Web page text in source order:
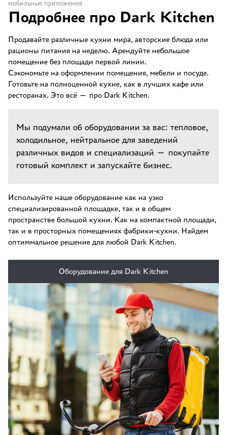
мобильные приложения
Подробнее про Dark Kitchen
Продавайте различные кухни мира, авторские блюда или
рационы питания на неделю. Арендуйте небольшое
помещение без площади первой линии.
Сэкономьте на оформлении помещения, мебели и посуде.
Готовьте на полноценной кухне, как в лучших кафе или
ресторанах. Это всё — про Dark Kitchen.
Мы подумали об оборудовании за вас: тепловое,
холодильное, нейтральное для заведений
различных видов и специализаций — покупайте
готовый комплект и запускайте бизнес.
Используйте наше оборудование как на узко
специализированной площадке, так и в общем
пространстве большой кухни. Как на компактной площади,
так и в просторных помещениях фабрики-кухни. Найдем
оптиммальное решение для любой Dark Kitchen.
Оборудование для Dark Kitchen